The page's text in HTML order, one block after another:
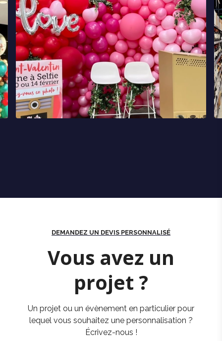
DEMANDEZ UN DEVIS PERSONNALISÉ
Vous avez un
projet ?
Un projet ou un évènement en particulier pour
lequel vous souhaitez une personnalisation ?
Écrivez-nous !